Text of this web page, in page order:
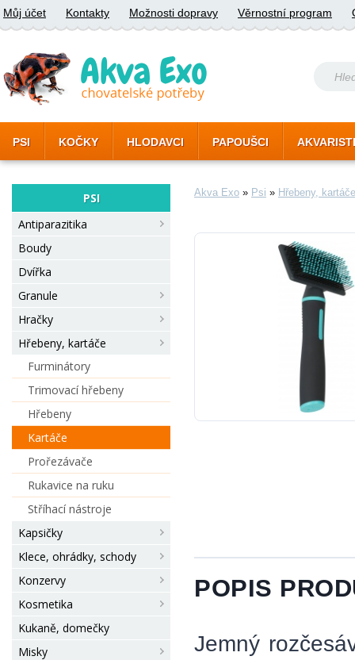
Můj účet Kontakty Možnosti dopravy Věrnostní program
PSI KOČKY HLODAVCI PAPOUŠCI
PSI
Antiparazitika
Boudy
Dvířka
Granule
Hračky
Hřebeny, kartáče
Furminátory
Trimovací hřebeny
Hřebeny
Kartáče
Prořezávače
Rukavice na ruku
Stříhací nástroje
Kapsičky
Klece, ohrádky, schody
Konzervy
Kosmetika
Kukaně, domečky
Misky
Akva Exo » Psi » Hřebeny, kartáče
POPIS
Jemný